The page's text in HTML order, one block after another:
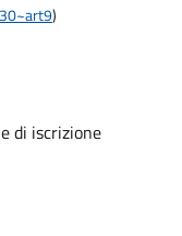
)
di iscrizione